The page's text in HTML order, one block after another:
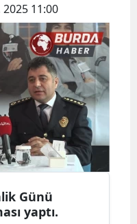
11:00
Günü
yaptı.